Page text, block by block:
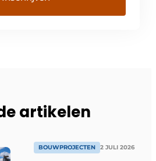
artikelen
BOUWPROJECTEN 2 JULI 2026